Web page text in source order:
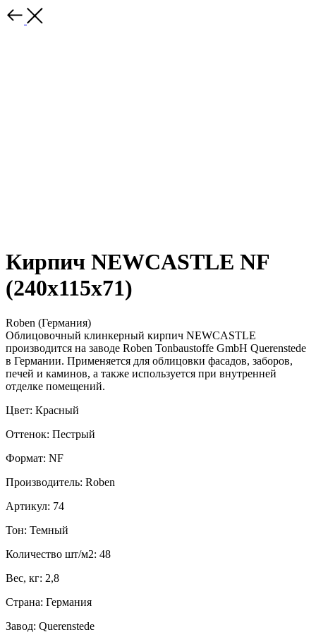
Кирпич NEWCASTLE NF
(240х115х71)
Roben (Германия)
Облицовочный клинкерный кирпич NEWCASTLE
производится на заводе Roben Tonbaustoffe GmbH Querenstede
в Германии. Применяется для облицовки фасадов, заборов,
печей и каминов, а также используется при внутренней
отделке помещений.
Цвет: Красный
Оттенок: Пестрый
Формат: NF
Производитель: Roben
Артикул: 74
Тон: Темный
Количество шт/м2: 48
Вес, кг: 2,8
Страна: Германия
Завод: Querenstede